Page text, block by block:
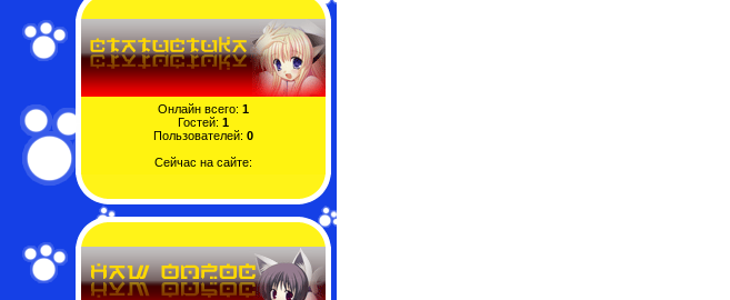
Онлайн всего: 1
Гостей: 1
Пользователей: 0
Сейчас на сайте: